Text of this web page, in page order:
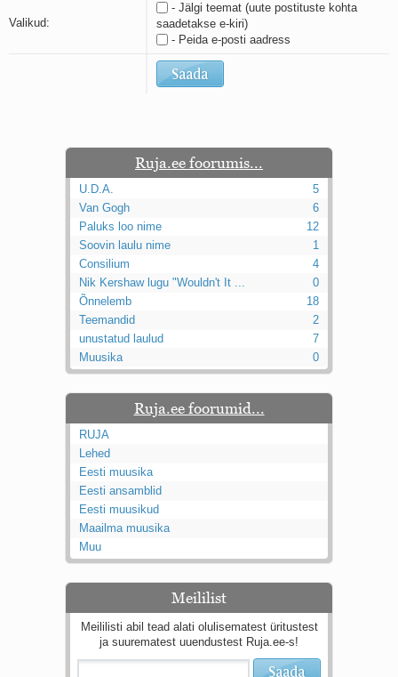
Valikud:
- Jälgi teemat (uute postituste kohta
saadetakse e-kiri)
- Peida e-posti aadress
Ruja.ee foorumis...
U.D.A.
5
Van Gogh
6
Paluks loo nime
12
Soovin laulu nime
1
Consilium
4
Nik Kershaw lugu "Wouldn't It ...
0
Õnnelemb
18
Teemandid
2
unustatud laulud
7
Muusika
0
Ruja.ee foorumid...
RUJA
Lehed
Eesti muusika
Eesti ansamblid
Eesti muusikud
Maailma muusika
Muu
Meililist
Meililisti abil tead alati olulisematest üritustest
ja suurematest uuendustest Ruja.ee-s!